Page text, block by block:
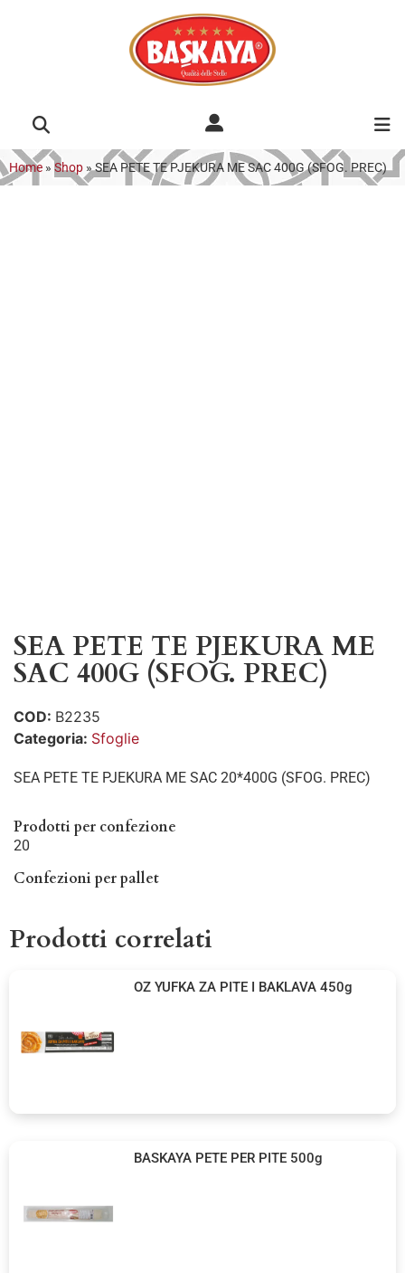
Home » Shop »SEA PETE TE PJEKURA ME SAC 400G (SFOG. PREC)
SEA PETE TE PJEKURA ME
SAC 400G (SFOG. PREC)
COD: B2235
Categoria: Sfoglie
SEA PETE TE PJEKURA ME SAC 20*400G (SFOG. PREC)
Prodotti per confezione
20
Confezioni per pallet
Prodotti correlati
OZ YUFKA ZA PITE I BAKLAVA 450g
BASKAYA PETE PER PITE 500g